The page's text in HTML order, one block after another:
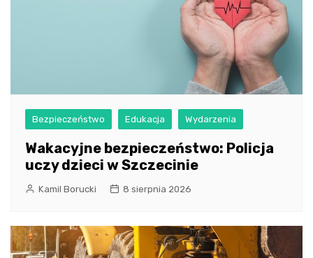
Bezpieczeństwo Edukacja Wydarzenia
Wakacyjne bezpieczeństwo: Policja
uczy dzieci w Szczecinie
Kamil Borucki 8 sierpnia 2026